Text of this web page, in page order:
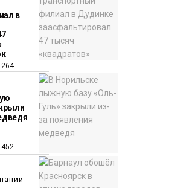
в
264
452